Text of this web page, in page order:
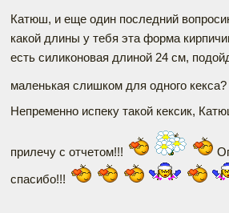
Катюш, и еще один последний
какой длины у тебя эта форма
есть силиконовая длиной 24 см,
маленькая слишком для одного кекса?
Непременно испеку такой кексик,
прилечу с отчетом!!!
спасибо!!!